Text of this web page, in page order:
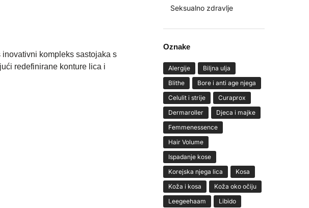
kompleks sastojaka s
redefinirane konture lica i
Seksualno zdravlje
Oznake
Alergije
Biljna ulja
Blithe
Bore i anti age njega
Celulit i strije
Curaprox
Dermaroller
Djeca i majke
Femmenessence
Hair Volume
Ispadanje kose
Korejska njega lica
Kosa
Koža i kosa
Koža oko očiju
Leegeehaam
Libido